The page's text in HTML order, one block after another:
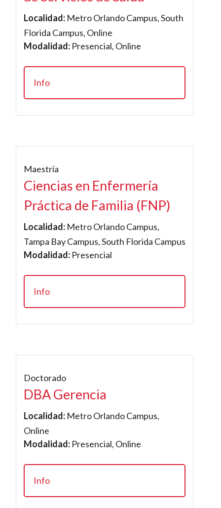
Localidad: Metro Orlando Campus, South
Florida Campus, Online
Modalidad: Presencial, Online
Info
Maestría
Ciencias en Enfermería
Práctica de Familia (FNP)
Localidad: Metro Orlando Campus,
Tampa Bay Campus, South Florida Campus
Modalidad: Presencial
Info
Doctorado
DBA Gerencia
Localidad: Metro Orlando Campus,
Online
Modalidad: Presencial, Online
Info